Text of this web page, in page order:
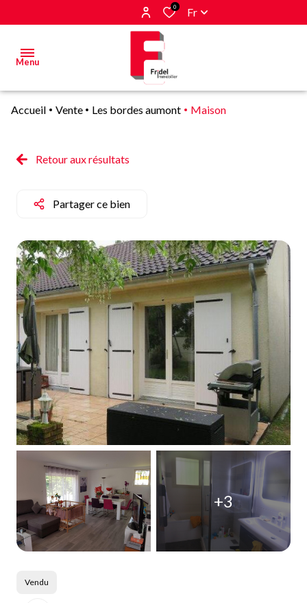
0 Fr
Menu
Estimer
vendus
Alerte
E-mail
Qui
sommes-
nous
Blog
Accueil Vente Les bordes aumont Maison
Retour aux résultats
Partager ce bien
+3
Vendu